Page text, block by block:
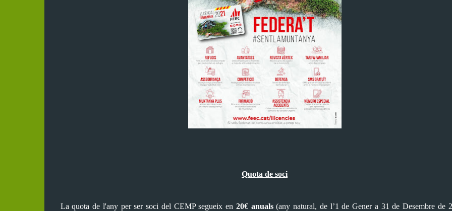
Quota de soci
La quota de l'any per ser soci del CEMP segueix en 20€ anuals(any natural, de l’1 de Gener a 31 de Desembre de